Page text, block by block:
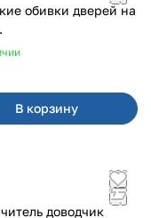
обивки дверей на
В корзину
доводчик